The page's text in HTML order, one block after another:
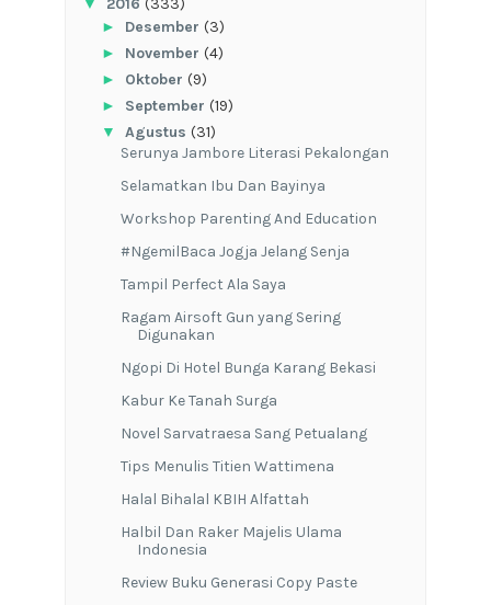
2016 (333)
► Desember (3)
► November (4)
► Oktober (9)
► September (19)
▼ Agustus (31)
Serunya Jambore Literasi Pekalongan
Selamatkan Ibu Dan Bayinya
Workshop Parenting And Education
#NgemilBaca Jogja Jelang Senja
Tampil Perfect Ala Saya
Ragam Airsoft Gun yang Sering
Digunakan
Ngopi Di Hotel Bunga Karang Bekasi
Kabur Ke Tanah Surga
Novel Sarvatraesa Sang Petualang
Tips Menulis Titien Wattimena
Halal Bihalal KBIH Alfattah
Halbil Dan Raker Majelis Ulama
Indonesia
Review Buku Generasi Copy Paste